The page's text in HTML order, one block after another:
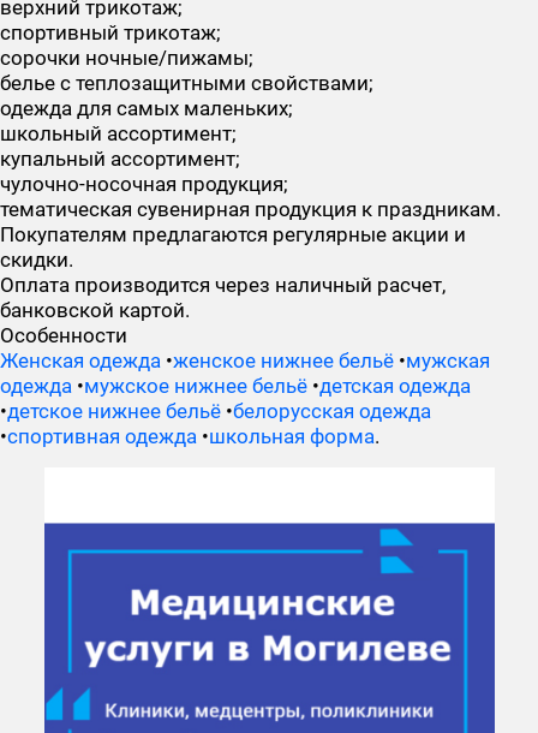
верхний трикотаж;
спортивный трикотаж;
сорочки ночные/пижамы;
белье с теплозащитными свойствами;
одежда для самых маленьких;
школьный ассортимент;
купальный ассортимент;
чулочно-носочная продукция;
тематическая сувенирная продукция к праздникам.
Покупателям предлагаются регулярные акции и
скидки.
Оплата производится через наличный расчет,
банковской картой.
Особенности
Женская одежда •женское нижнее бельё •мужская
одежда •мужское нижнее бельё •детская одежда
•детское нижнее бельё •белорусская одежда
•спортивная одежда •школьная форма.